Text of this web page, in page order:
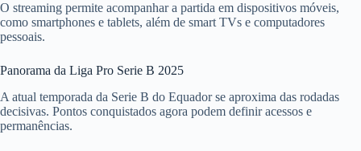
O streaming permite acompanhar a partida em dispositivos móveis,
como smartphones e tablets, além de smart TVs e computadores
pessoais.
Panorama da Liga Pro Serie B 2025
A atual temporada da Serie B do Equador se aproxima das rodadas
decisivas. Pontos conquistados agora podem definir acessos e
permanências.